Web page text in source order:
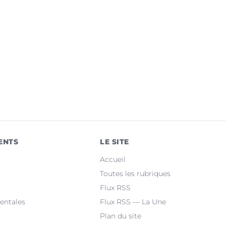
LE SITE
Accueil
Toutes les rubriques
Flux RSS
Flux RSS — La Une
Plan du site